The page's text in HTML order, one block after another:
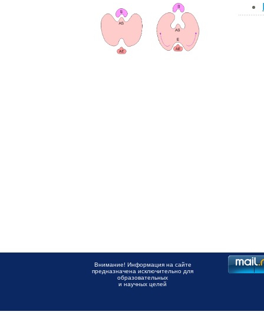
Внимание! Информация на сайте
предназначена исключительно для
образовательных
и научных целей